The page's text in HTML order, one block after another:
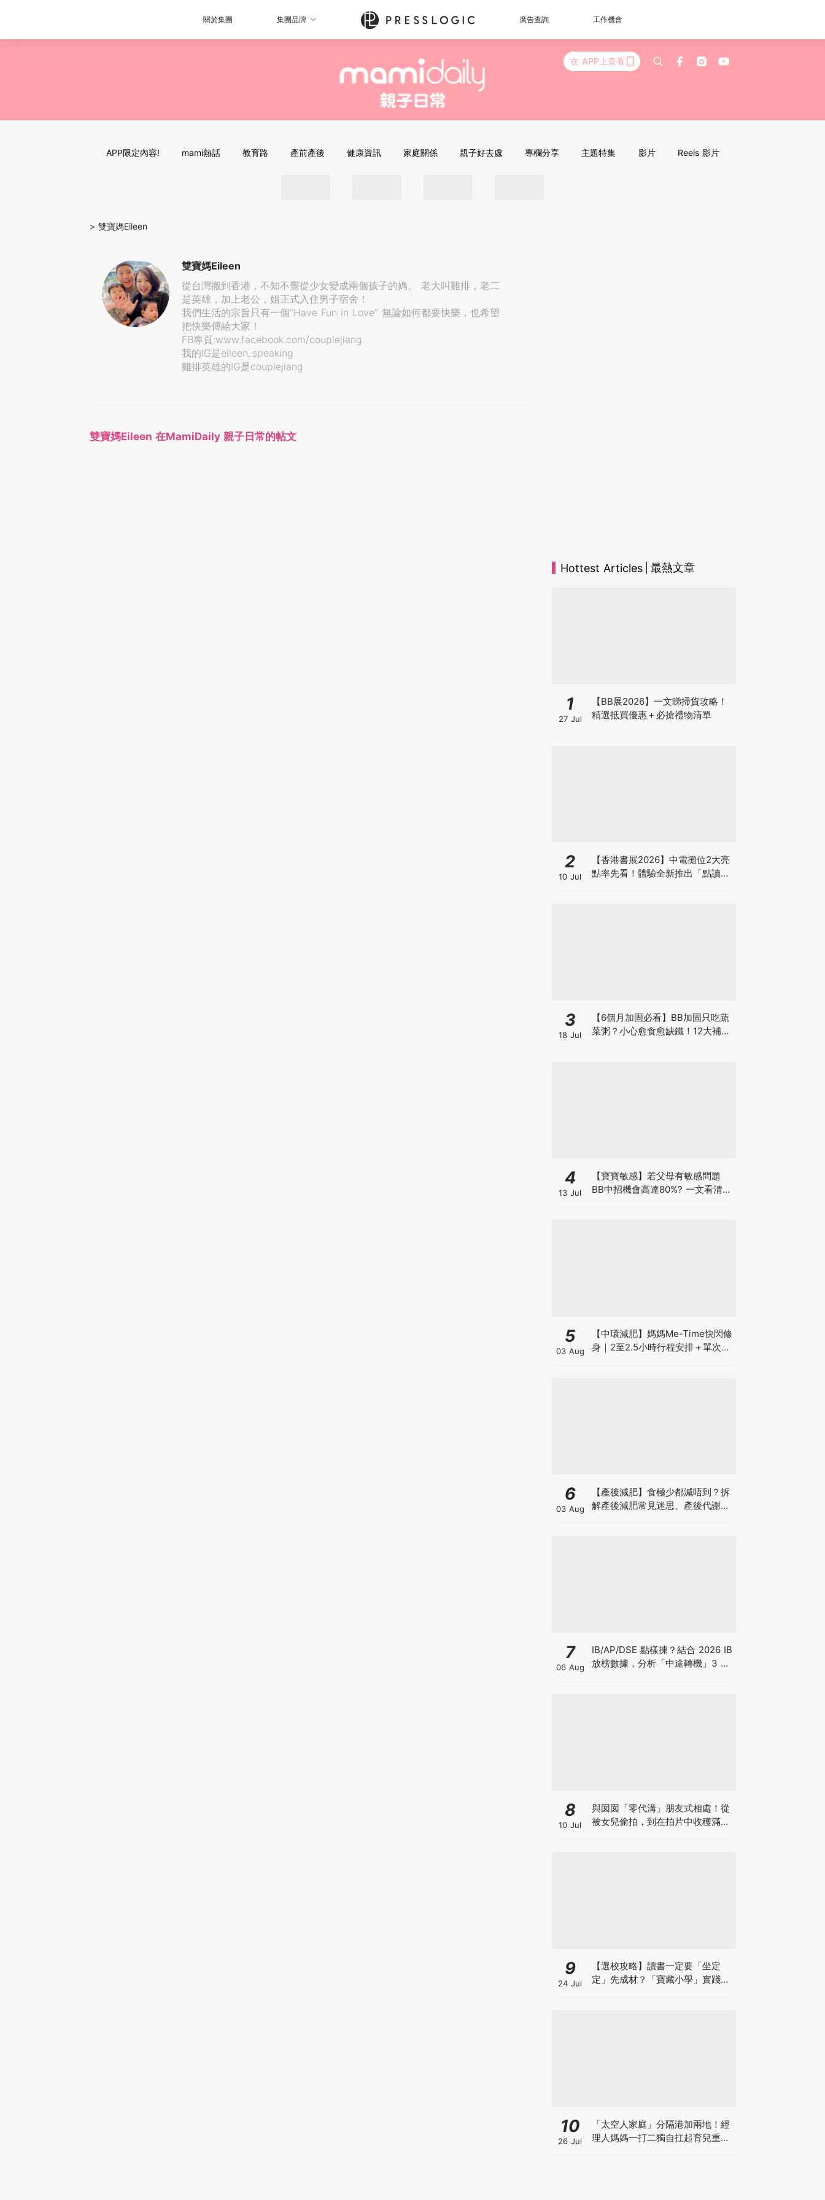
關於集團 集團品牌 廣告查詢 工作機會
在 APP上查看
APP限定內容! mami熱話 教育路 產前產後 健康資訊 家庭關係 親子好去處 專欄分享 主題特集 影片 Reels 影片
> 雙寶媽Eileen
雙寶媽Eileen
從台灣搬到香港，不知不覺從少女變成兩個孩子的媽。 老大叫雞排，老二
是英雄，加上老公，姐正式入住男子宿舍！
我們生活的宗旨只有一個“Have Fun in Love” 無論如何都要快樂，也希望
把快樂傳給大家！
FB專頁:www.facebook.com/couplejiang
我的IG是eileen_speaking
雞排英雄的IG是couplejiang
雙寶媽Eileen 在MamiDaily 親子日常的帖文
Hottest Articles 最熱文章
1
27 Jul
【BB展2026】一文睇掃貨攻略！
精選抵買優惠＋必搶禮物清單
2
10 Jul
【香港書展2026】中電攤位2大亮
點率先看！體驗全新推出「點讀故
3
18 Jul
【6個月加固必看】BB加固只吃蔬
菜粥？小心愈食愈缺鐵！12大補鐵
4
13 Jul
【寶寶敏感】若父母有敏感問題
BB中招機會高達80%? 一文看清預
5
03 Aug
【中環減肥】媽媽Me-Time快閃修
身｜2至2.5小時行程安排＋單次收
6
03 Aug
【產後減肥】食極少都減唔到？拆
解產後減肥常見迷思、產後代謝、
7
06 Aug
IB/AP/DSE 點樣揀？結合 2026 IB
放榜數據，分析「中途轉機」3 大
8
10 Jul
與囡囡「零代溝」朋友式相處！從
被女兒偷拍，到在拍片中收穫滿足
9
24 Jul
【選校攻略】讀書一定要「坐定
定」先成材？「寶藏小學」實踐動
10
26 Jul
「太空人家庭」分隔港加兩地！經
理人媽媽一打二獨自扛起育兒重